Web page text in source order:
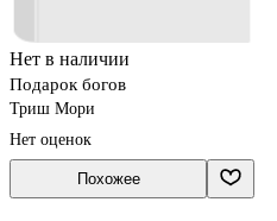
Нет в наличии
Подарок богов
Триш Мори
Нет оценок
Похожее